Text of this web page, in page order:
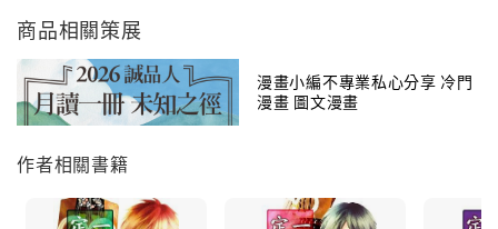
商品相關策展
漫畫小編不專業私心分享 冷門
漫畫 圖文漫畫
作者相關書籍